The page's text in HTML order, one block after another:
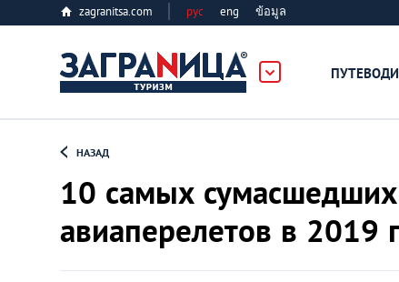
zagranitsa.com рус eng ข้อมูล
Алматы
НАЗАД
10 самых
авиаперелетов в 2019